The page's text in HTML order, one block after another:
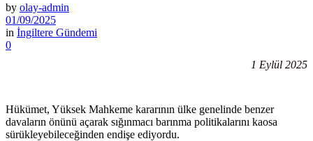
by olay-admin
01/09/2025
in İngiltere Gündemi
0
1 Eylül 2025
Hükümet, Yüksek Mahkeme kararının ülke genelinde benzer
davaların önünü açarak sığınmacı barınma politikalarını kaosa
sürükleyebileceğinden endişe ediyordu.